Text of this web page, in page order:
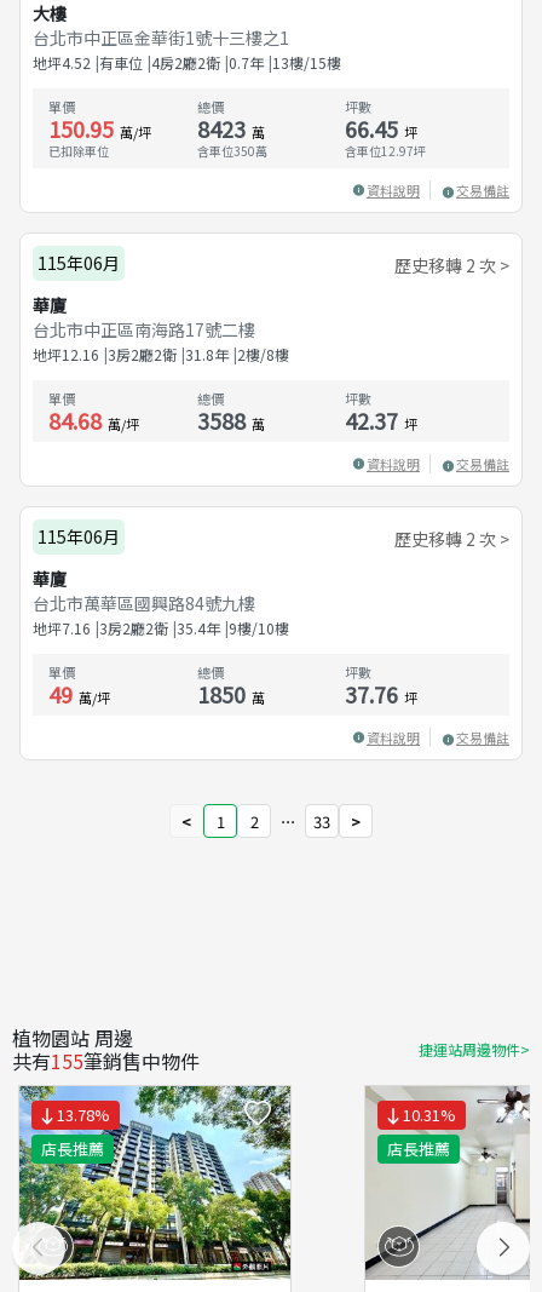
大樓
台北市中正區金華街1號十三樓之1
地坪4.52 有車位 4房2廳2衛 0.7年 13樓/15樓
單價
150.95 萬/坪
已扣除車位
總價
8423 萬
含車位350萬
坪數
66.45 坪
含車位12.97坪
資料說明 交易備註
115年06月
歷史移轉 2 次 >
華廈
台北市中正區南海路17號二樓
地坪12.16 3房2廳2衛 31.8年 2樓/8樓
單價
84.68 萬/坪
總價
3588 萬
坪數
42.37 坪
資料說明 交易備註
115年06月
歷史移轉 2 次 >
華廈
台北市萬華區國興路84號九樓
地坪7.16 3房2廳2衛 35.4年 9樓/10樓
單價
49 萬/坪
總價
1850 萬
坪數
37.76 坪
資料說明 交易備註
< 1 2 ⋯ 33 >
植物園站 周邊
共有155筆銷售中物件 捷運站周邊物件>
13.78%
店長推薦
10.31%
店長推薦